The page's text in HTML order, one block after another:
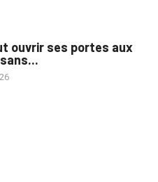
ouvrir ses portes aux